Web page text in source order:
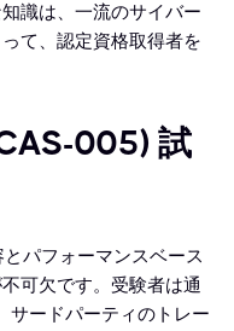
識は、一流のサイバー
て、認定資格取得者を
005) 試
パフォーマンスベース
可欠です。受験者は通
サードパーティのトレー